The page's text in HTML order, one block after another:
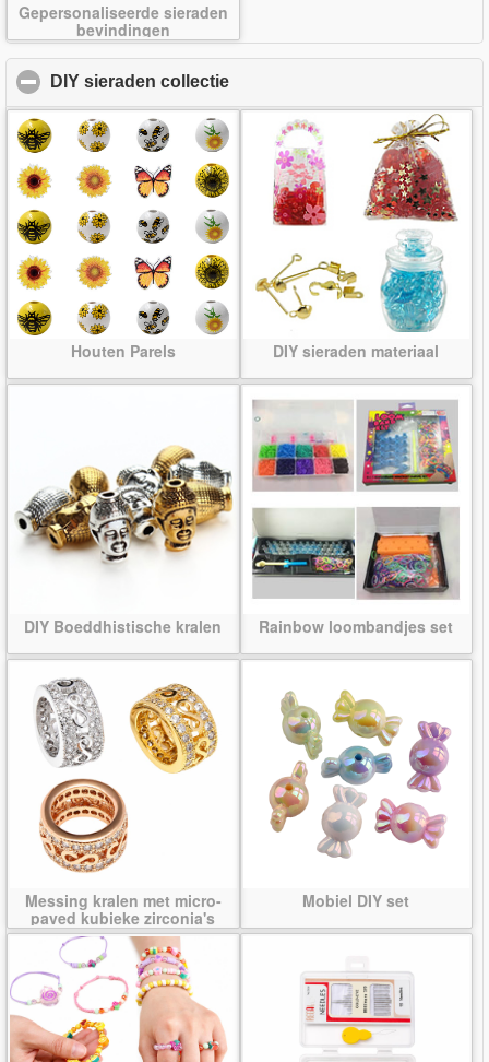
Gepersonaliseerde sieraden
bevindingen
DIY sieraden collectie
Houten Parels DIY sieraden materiaal
DIY Boeddhistische kralen Rainbow loombandjes set
Messing kralen met micro-
paved kubieke zirconia's
Mobiel DIY set